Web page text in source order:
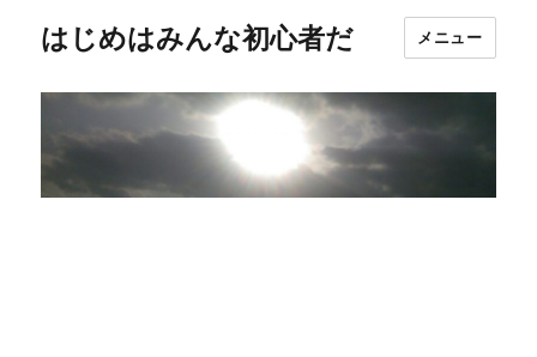
はじめはみんな初心者だ メニュー